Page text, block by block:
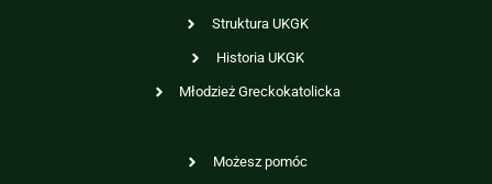
Struktura UKGK
Historia UKGK
Młodzież Greckokatolicka
Możesz pomóc